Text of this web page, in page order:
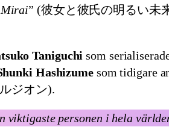
Mirai” (彼女と彼氏の明るい未
Taniguchi som
Hashizumesom tidigare
ジオン).
viktigaste personen i hela